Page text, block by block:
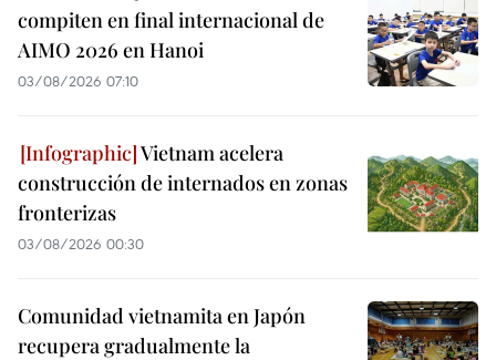
compiten en final internacional de
AIMO 2026 en Hanoi
03/08/2026 07:10
Vietnam acelera
construcción de internados en zonas
fronterizas
03/08/2026 00:30
Comunidad vietnamita en Japón
recupera gradualmente la